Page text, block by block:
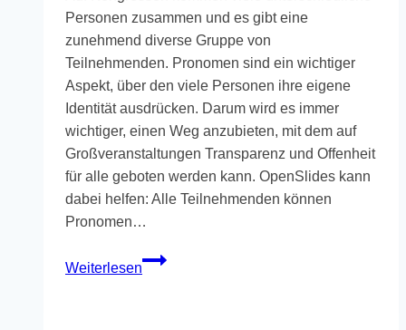
Personen zusammen und es gibt eine
zunehmend diverse Gruppe von
Teilnehmenden. Pronomen sind ein wichtiger
Aspekt, über den viele Personen ihre eigene
Identität ausdrücken. Darum wird es immer
wichtiger, einen Weg anzubieten, mit dem auf
Großveranstaltungen Transparenz und Offenheit
für alle geboten werden kann. OpenSlides kann
dabei helfen: Alle Teilnehmenden können
Pronomen…
Weiterlesen
Freie